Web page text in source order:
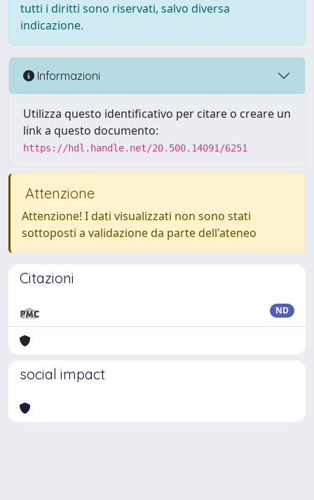
tutti i diritti sono riservati, salvo diversa
indicazione.
Informazioni
Utilizza questo identificativo per citare o creare un
link a questo documento:
https://hdl.handle.net/20.500.14091/6251
Attenzione
Attenzione! I dati visualizzati non sono stati
sottoposti a validazione da parte dell'ateneo
Citazioni
ND
social impact